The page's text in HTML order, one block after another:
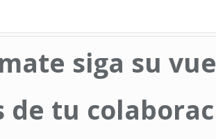
siga su
de tu